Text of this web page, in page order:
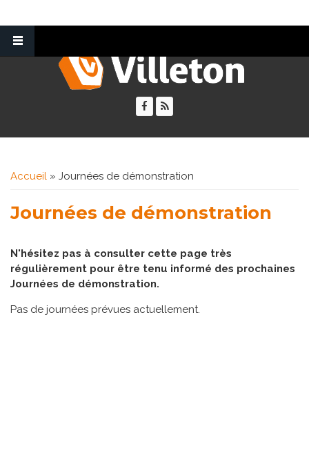
Vous êtes ici
Accueil » Journées de démonstration
Journées de démonstration
N'hésitez pas à consulter cette page très
régulièrement pour être tenu informé des prochaines
Journées de démonstration.
Pas de journées prévues actuellement.